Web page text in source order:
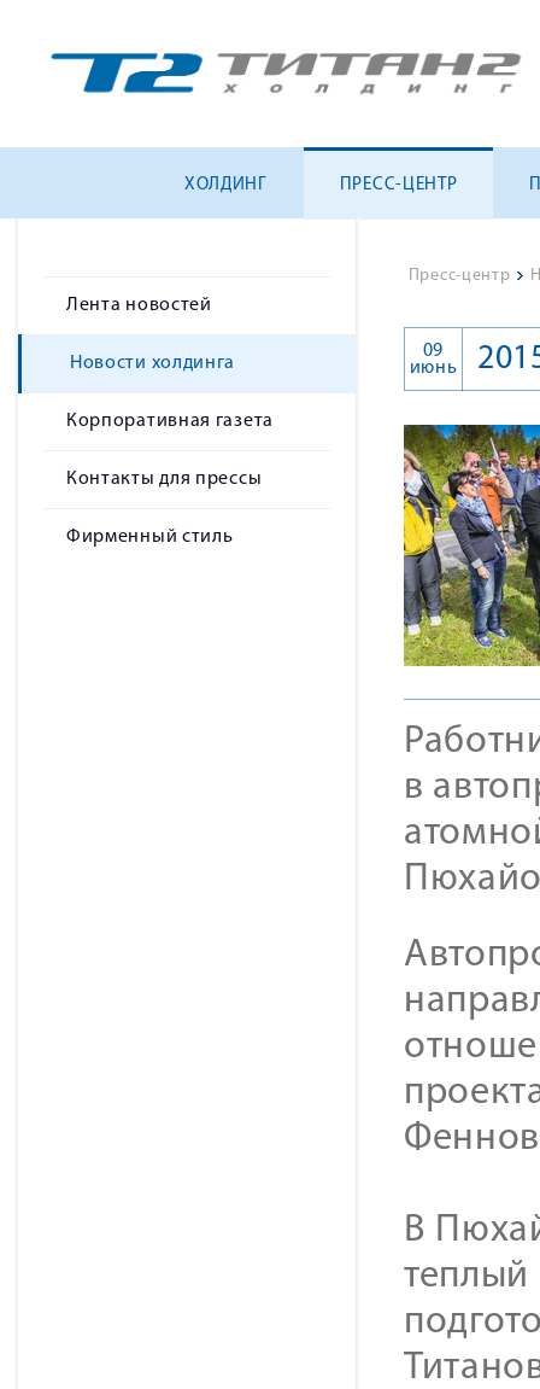
ХОЛДИНГ ПРЕСС-ЦЕНТР
Лента новостей
Новости холдинга
Корпоративная газета
Контакты для прессы
Фирменный стиль
Пресс-центр >
09
июнь
в
В